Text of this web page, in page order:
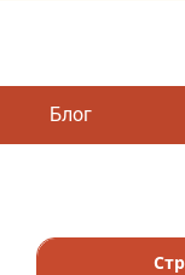
Блог